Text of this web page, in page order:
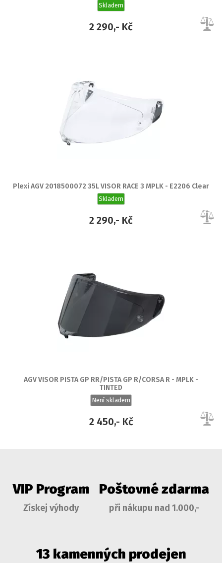
Skladem
2 290,- Kč
Plexi AGV 2018500072 35L VISOR RACE 3 MPLK - E2206 Clear
Skladem
2 290,- Kč
AGV VISOR PISTA GP RR/PISTA GP R/CORSA R - MPLK -
TINTED
Není skladem
2 450,- Kč
VIP Program
Získej výhody
Poštovné zdarma
při nákupu nad 1.000,-
13 kamenných prodejen